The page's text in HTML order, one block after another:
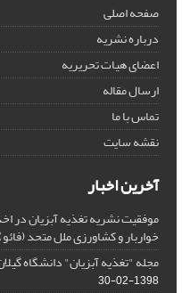
صفحه اصلی
درباره نشریه
اعضای هیات تحریریه
ارسال مقاله
تماس با ما
نقشه سایت
آخرین اخبار
موفقیت نشریه تغذیه آبزیان در
خواربار و کشاورزی ملل متحد
مجله "تغذیه آبزیان" دانشگاه
1398-02-30